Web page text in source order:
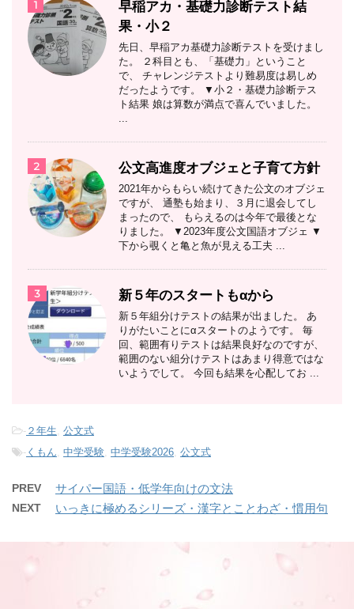
1
早稲アカ・基礎力診断テスト結
果・小２
先日、早稲アカ基礎力診断テストを受けまし
た。 ２科目とも、「基礎力」ということ
で、 チャレンジテストより難易度は易しめ
だったようです。 ▼小２・基礎力診断テス
ト結果 娘は算数が満点で喜んでいました。
...
2 公文高進度オブジェと子育て方針
2021年からもらい続けてきた公文のオブジェ
ですが、 通塾も始まり、３月に退会してし
まったので、 もらえるのは今年で最後とな
りました。 ▼2023年度公文国語オブジェ ▼
下から覗くと亀と魚が見える工夫 ...
3 新５年のスタートもαから
新５年組分けテストの結果が出ました。 あ
りがたいことにαスタートのようです。 毎
回、範囲有りテストは結果良好なのですが、
範囲のない組分けテストはあまり得意ではな
いようでして。 今回も結果を心配してお ...
- ２年生, 公文式
- くもん, 中学受験, 中学受験2026, 公文式
PREV サイパー国語・低学年向けの文法
NEXT いっきに極めるシリーズ・漢字とことわざ・慣用句